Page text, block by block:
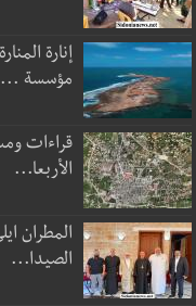
إنارة
مؤسسة ...
قراءات
الأربعا...
المطران
الصيدا...